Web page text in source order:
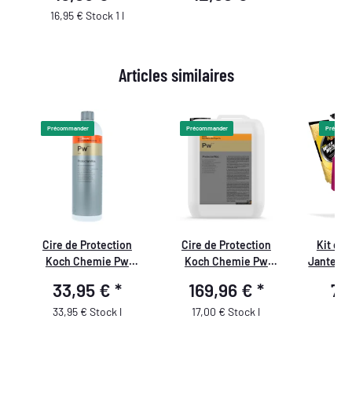
16,95 € Stock 1 l
Articles similaires
Précommander
Cire de Protection
Koch Chemie Pw
33,95 € *
33,95 € Stock l
Précommander
Cire de Protection
Koch Chemie Pw
169,96 € *
17,00 € Stock l
Kit de
Jantes